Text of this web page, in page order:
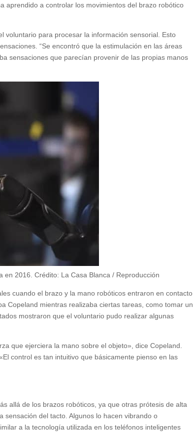
aprendido a controlar los movimientos del brazo robótico
voluntario para procesar la información sensorial. Esto
“Se encontró que la estimulación en las áreas
sensaciones que parecían provenir de las propias manos
2016. Crédito: La Casa Blanca / Reproducción
cuando el brazo y la mano robóticos entraron en contacto
Copeland mientras realizaba ciertas tareas, como tomar un
mostraron que el voluntario pudo realizar algunas
que ejerciera la mano sobre el objeto», dice Copeland.
control es tan intuitivo que básicamente pienso en las
allá de los brazos robóticos, ya que otras prótesis de alta
del tacto. Algunos lo hacen vibrando o
a la tecnología utilizada en los teléfonos inteligentes